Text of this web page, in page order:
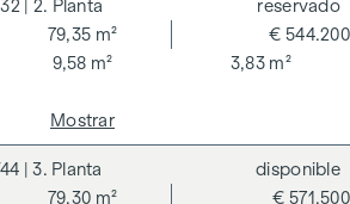
GmbH, Stoß im Himmel 1, 1010
al 1,5 % del precio de compra
como los gastos de caja y notaría.
los gastos de establecimiento del
precio de compra más el 20 % de IVA
Válido hasta el 31.07.2026.
| 2. Planta
79,35 m²
9,58 m²
3,83 m²
€ 544.200
reservado
Mostrar
| 3. Planta
79,30 m²
€ 571.500
disponible